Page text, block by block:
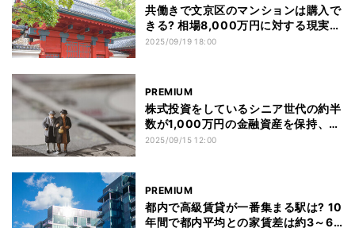
共働きで文京区のマンションは購入で
きる? 相場8,000万円に対する現実的
な年収ライン
2025/09/19 18:00
PREMIUM
株式投資をしているシニア世代の約半
数が1,000万円の金融資産を保持、資
産1億円を持つ人の割合は?
2025/09/15 12:00
PREMIUM
都内で高級賃貸が一番集まる駅は? 10
年間で都内平均との家賃差は約3～6